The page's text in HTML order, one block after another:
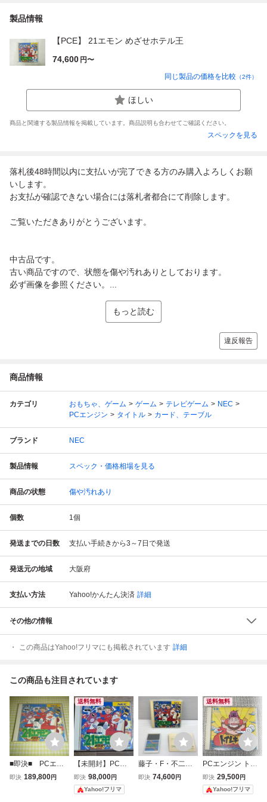
製品情報
【PCE】 21エモン めざせホテル王
74,600 円〜
同じ製品の価格を比較 （2件）
ほしい
商品と関連する製品情報を掲載しています。商品説明も合わせてご確認ください。
スペックを見る
落札後48時間以内に支払いが完了できる方のみ購入よろしくお願
いします。
お支払が確認できない場合には落札者都合にて削除します。
ご覧いただきありがとうございます。
中古品です。
古い商品ですので、状態を傷や汚れありとしております。
必ず画像を参照ください。...
もっと読む
違反報告
商品情報
カテゴリ おもちゃ、ゲーム ゲーム テレビゲーム
NEC
PCエンジン
タイトル カード、テーブル
ブランド NEC
製品情報 スペック・価格相場を見る
商品の状態 傷や汚れあり
個数 1個
発送までの日数 支払い手続きから3～7日で発送
発送元の地域 大阪府
支払い方法 Yahoo!かんたん決済 詳細
その他の情報
この商品はYahoo!フリマにも掲載されています 詳細
この商品も注目されています
■即決■ PCエン
ジン 21エモン
即決 189,800円
送料無料
【未開封】PCエ
ンジン HuCARD 2
1エモン めざせ！
ホテル王 藤子・
即決 98,000円
Yahoo!フリマ
藤子・F・不二雄
の21エモン めざ
即決 74,600円
送料無料
PCエンジン トイ
レキッズ
即決 29,500円
Yahoo!フリマ